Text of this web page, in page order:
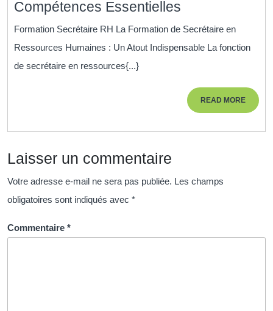
Compétences Essentielles
de
Secrétaire
Humaines:
Acquérir
Formation Secrétaire RH La Formation de Secrétaire en
Ressources Humaines : Un Atout Indispensable La fonction
de secrétaire en ressources{...}
READ MOREREAD
MORE
Laisser un commentaire
Votre adresse e-mail ne sera pas publiée. Les champs
obligatoires sont indiqués avec *
Commentaire *